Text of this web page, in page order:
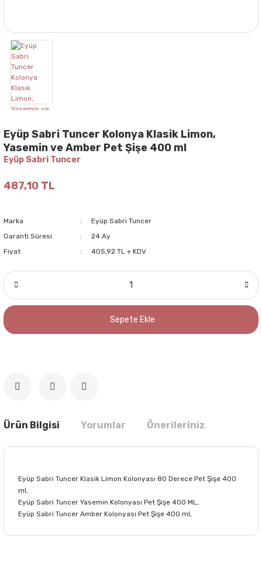
Eyüp Sabri Tuncer Kolonya Klasik Limon,
Yasemin ve Amber Pet Şişe 400 ml
Eyüp Sabri Tuncer
487,10 TL
Marka
Eyüp Sabri Tuncer
Garanti Süresi
24 Ay
Fiyat
405,92 TL + KDV
Sepete Ekle
Ürün Bilgisi Yorumlar Önerileriniz
Eyüp Sabri Tuncer Klasik Limon Kolonyası 80 Derece Pet Şişe 400
ml,
Eyüp Sabri Tuncer Yasemin Kolonyası Pet Şişe 400 ML,
Eyüp Sabri Tuncer Amber Kolonyası Pet Şişe 400 ml,